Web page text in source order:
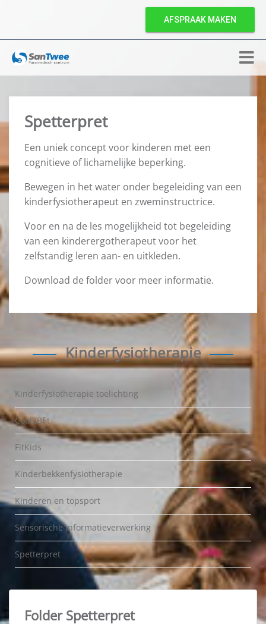
AFSPRAAK MAKEN
Kinderfysiotherapie
Kinderfysiotherapie toelichting
Cool2Bfit
FitKids
Kinderbekkenfysiotherapie
Kinderen en topsport
Sensorische informatieverwerking
Spetterpret
Folder Spetterpret
Spetterpret
Een uniek concept voor kinderen met een
cognitieve of lichamelijke beperking.
Bewegen in het water onder begeleiding van een
kinderfysiotherapeut en zweminstructrice.
Voor en na de les mogelijkheid tot begeleiding
van een kinderergotherapeut voor het
zelfstandig leren aan- en uitkleden.
Download de folder voor meer informatie.